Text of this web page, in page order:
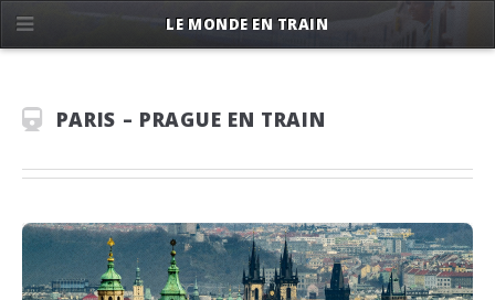
PARIS – PRAGUE EN TRAIN
LE MONDE EN TRAIN